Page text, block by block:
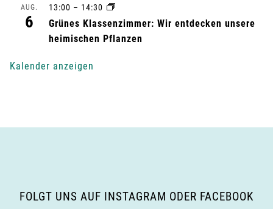
N
v
AUG.
6
13:00 – 14:30
Grünes Klassenzimmer: Wir entdecken unsere
heimischen Pflanzen
Kalender anzeigen
FOLGT UNS AUF INSTAGRAM ODER FACEBOOK